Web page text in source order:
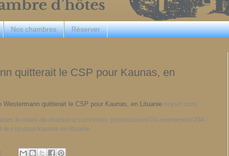
Nos chambres Réserver
quitterait le CSP pour Kaunas, en
Westermann quitterait le CSP pour Kaunas, en Lituanie tinyurl.com/…
relais-de-chantecor.com/index.php/decouvrir/24-evenement/294-
le-csp-pour-kaunas-en-lituanie